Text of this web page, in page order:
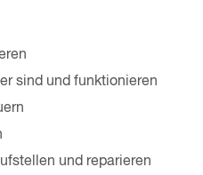
sind und funktionieren
und reparieren